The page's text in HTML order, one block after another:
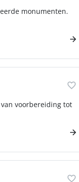
monumenten.
voorbereiding tot